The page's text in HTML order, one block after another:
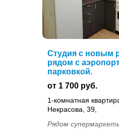
Студия с новым
рядом с
парковкой.
от 1 700 руб.
1-комнатная
Некрасова, 39,
Рядом